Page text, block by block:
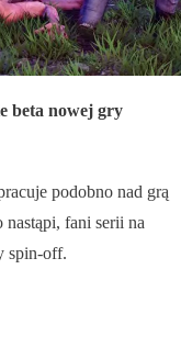
beta nowej gry
podobno nad grą
fani serii na
spin-off.